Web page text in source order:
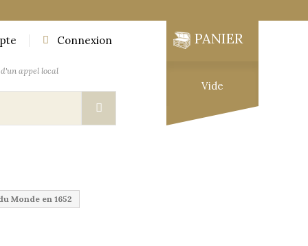
PANIER
Vide
Connexion
appel local
Monde en 1652